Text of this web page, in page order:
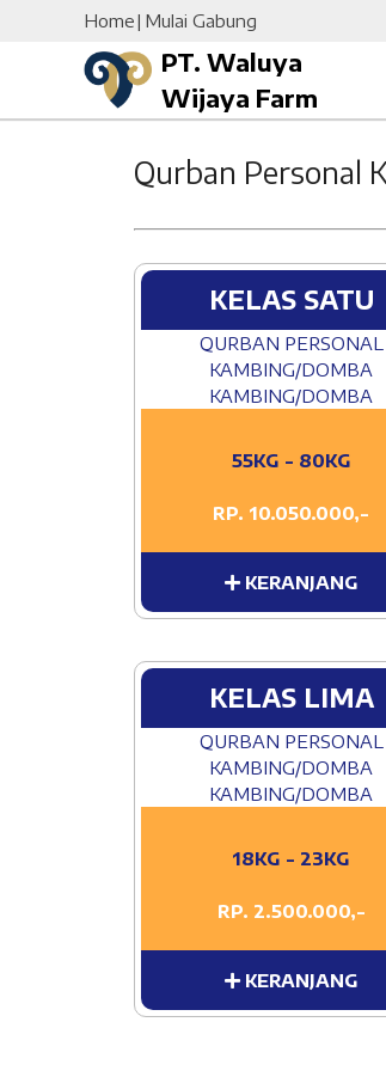
Home Mulai Gabung
PT. Waluya
Wijaya Farm
Qurban Personal
KELAS SATU
QURBAN PERSONAL
KAMBING/DOMBA
KAMBING/DOMBA
55KG - 80KG
RP. 10.050.000,-
KERANJANG
KELAS LIMA
QURBAN PERSONAL
KAMBING/DOMBA
KAMBING/DOMBA
18KG - 23KG
RP. 2.500.000,-
KERANJANG